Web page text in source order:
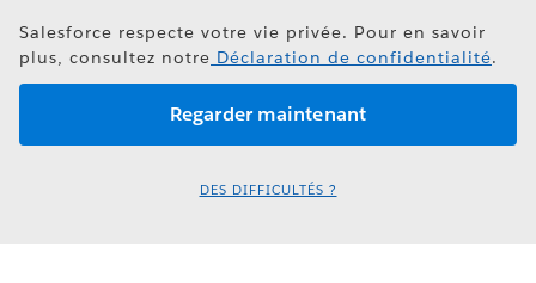
Salesforce respecte votre vie privée. Pour en savoir
plus, consultez notre Déclaration de confidentialité.
DES DIFFICULTÉS ?